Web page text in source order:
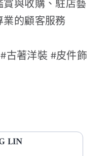
與收購、駐店藝
的顧客服務
古著洋裝 #皮件飾
LIN